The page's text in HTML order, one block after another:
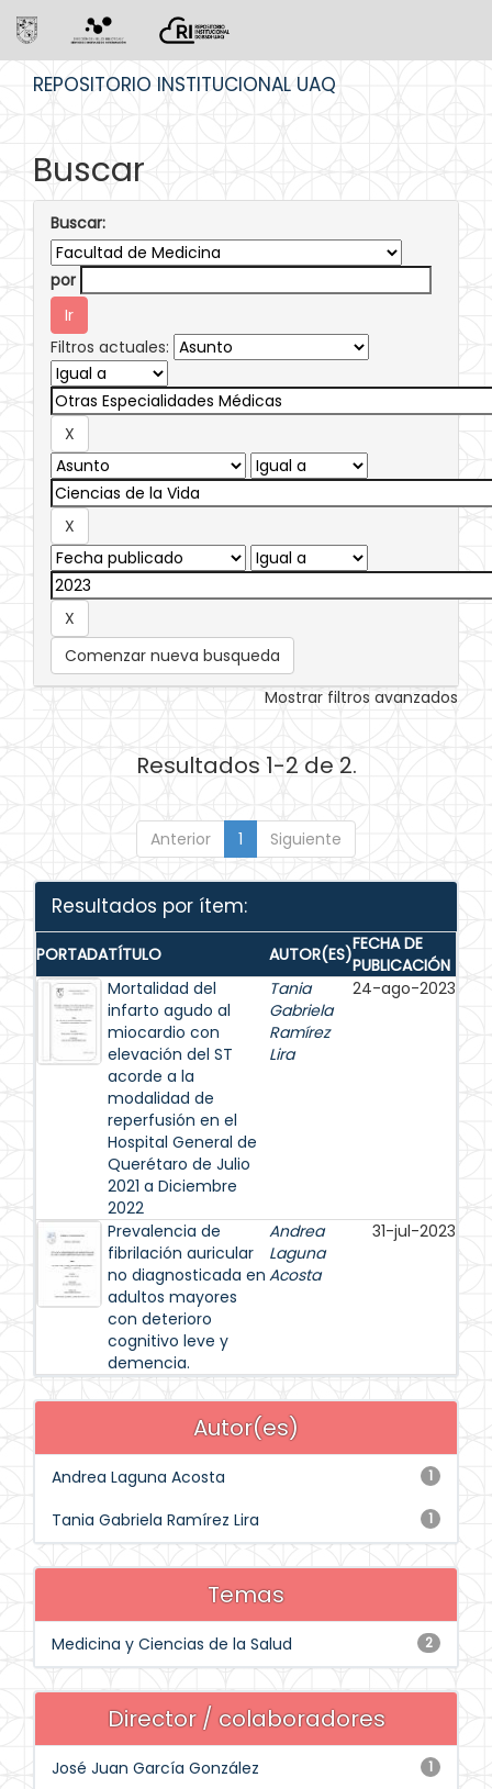
REPOSITORIO INSTITUCIONAL UAQ
Buscar
Buscar:
por
Filtros actuales:
Comenzar nueva busqueda
Mostrar filtros avanzados
Resultados 1-2 de 2.
Anterior 1 Siguiente
Resultados por ítem:
PORTADATÍTULO AUTOR(ES)FECHA DE
PUBLICACIÓN
Mortalidad del
infarto agudo al
miocardio con
elevación del ST
acorde a la
modalidad de
reperfusión en el
Hospital General de
Querétaro de Julio
2021 a Diciembre
2022
Tania
Gabriela
Ramírez
Lira
24-ago-2023
Prevalencia de
fibrilación auricular
no diagnosticada en
adultos mayores
con deterioro
cognitivo leve y
demencia.
Andrea
Laguna
Acosta
31-jul-2023
Autor(es)
1
Andrea Laguna Acosta
1
Tania Gabriela Ramírez Lira
Temas
2
Medicina y Ciencias de la Salud
Director / colaboradores
1
José Juan García González